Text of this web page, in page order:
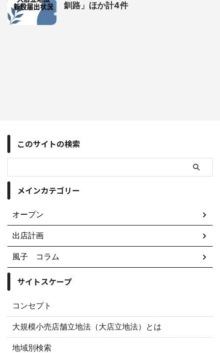
釧路」ほか計4件
このサイトの検索
メインカテゴリー
オープン
出店計画
風子 コラム
サイトスケープ
コンセプト
大規模小売店舗立地法（大店立地法）とは
地域別検索